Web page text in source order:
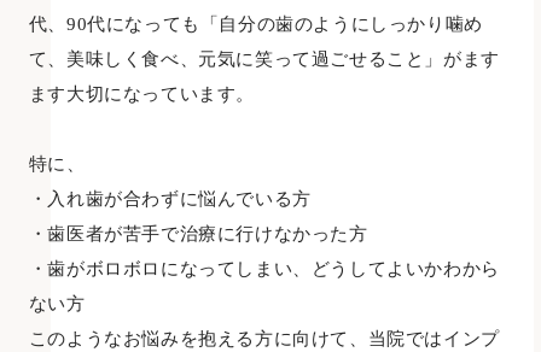
代、90代になっても「自分の歯のようにしっかり噛め
て、美味しく食べ、元気に笑って過ごせること」がます
ます大切になっています。
特に、
・入れ歯が合わずに悩んでいる方
・歯医者が苦手で治療に行けなかった方
・歯がボロボロになってしまい、どうしてよいかわから
ない方
このようなお悩みを抱える方に向けて、当院ではインプ